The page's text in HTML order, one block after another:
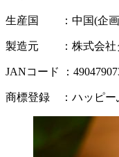
生産国 ：中国(企画
製造元 ：株式会社
JANコード ：
商標登録 ：ハッピー